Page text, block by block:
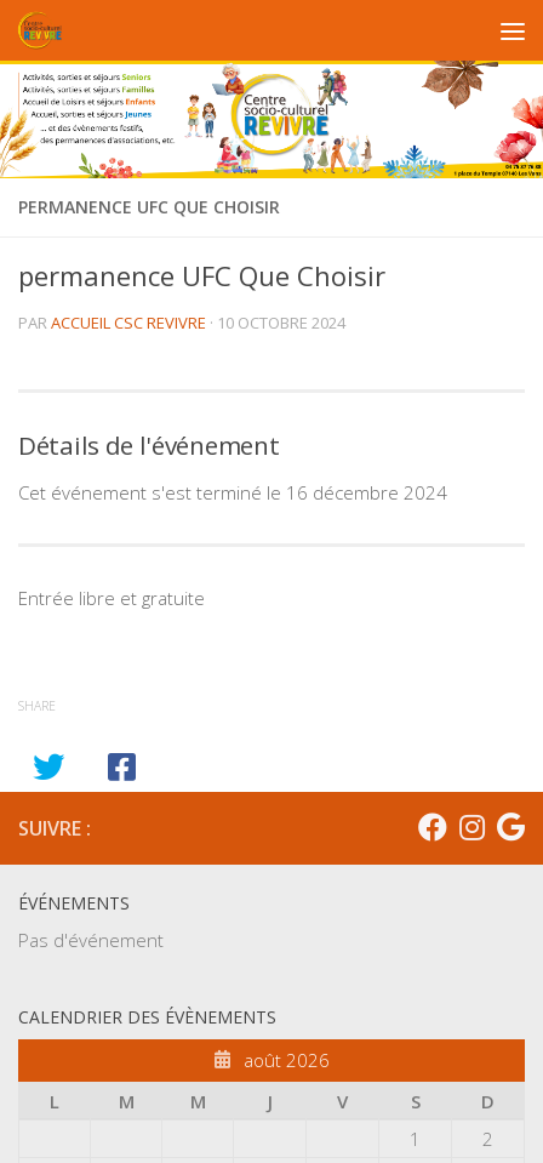
Au dessous du contenu
PERMANENCE UFC QUE CHOISIR
permanence UFC Que Choisir
PARACCUEIL CSC REVIVRE · 10 OCTOBRE 2024
Détails de l'événement
Cet événement s'est terminé le 16 décembre 2024
Entrée libre et gratuite
SHARE
SUIVRE :
ÉVÉNEMENTS
Pas d'événement
CALENDRIER DES ÉVÈNEMENTS
août 2026
L
M M J V S
D
1
2